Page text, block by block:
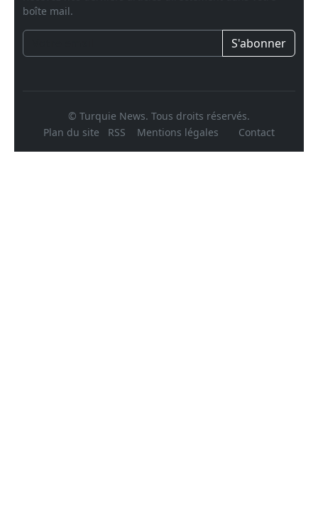
boîte mail.
S'abonner
© Turquie News. Tous droits réservés.
Plan du site
RSS Mentions légales Contact